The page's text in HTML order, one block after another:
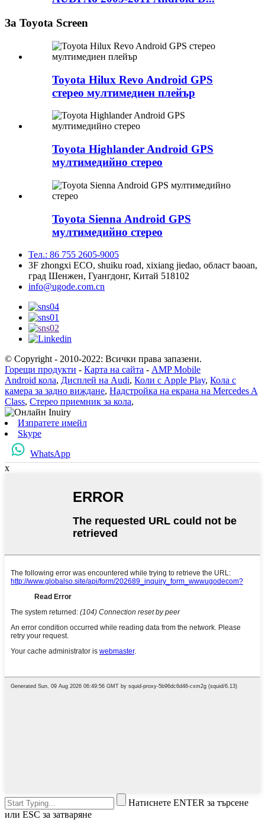
За Toyota Screen
Toyota Hilux Revo Android GPS
стерео мултимедиен плейър
Toyota Highlander Android GPS
мултимедийно стерео
Toyota Sienna Android GPS
мултимедийно стерео
Тел.: 86 755 2605-9005
3F zhongxi ECO, shuiku road, xixiang jiedao, област baoan,
град Шенжен, Гуангдонг, Китай 518102
info@ugode.com.cn
© Copyright - 2010-2022: Всички права запазени.
Горещи продукти - Карта на сайта - AMP Mobile
Android кола, Дисплей на Audi, Коли с Apple Play, Кола с
камера за задно виждане, Надстройка на екрана на Mercedes A
Class, Стерео приемник за кола,
Изпратете имейл
Skype
WhatsApp
x
Натиснете ENTER за търсене
или ESC за затваряне